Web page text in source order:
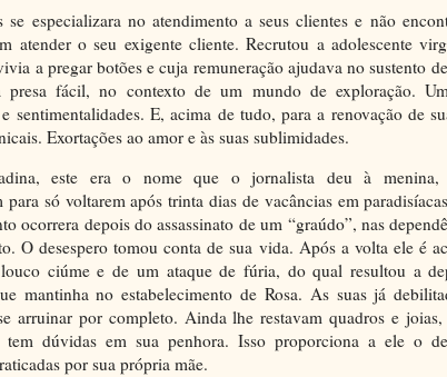
se especializara no atendimento a seus clientes e não
atender o seu exigente cliente. Recrutou a adolescente
a pregar botões e cuja remuneração ajudava no sustento
presa fácil, no contexto de um mundo de exploração.
sentimentalidades. E, acima de tudo, para a renovação de
Exortações ao amor e às suas sublimidades.
este era o nome que o jornalista deu à menina,
para só voltarem após trinta dias de vacâncias em
ocorrera depois do assassinato de um “graúdo”, nas
O desespero tomou conta de sua vida. Após a volta ele é
ciúme e de um ataque de fúria, do qual resultou a
mantinha no estabelecimento de Rosa. As suas já
arruinar por completo. Ainda lhe restavam quadros e joias,
dúvidas em sua penhora. Isso proporciona a ele o
por sua própria mãe.